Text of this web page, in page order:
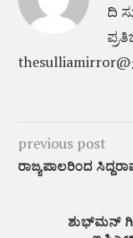
ದಿ
previous post
ರಾಜ್ಯಪಾಲರಿಂದ
ಶುಭ್‌ಮನ್